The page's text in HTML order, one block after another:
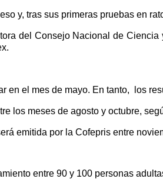
y, tras sus primeras pruebas en
del Consejo Nacional de
el mes de mayo. En tanto, los
los meses de agosto y octubre,
emitida por la Cofepris entre
entre 90 y 100 personas